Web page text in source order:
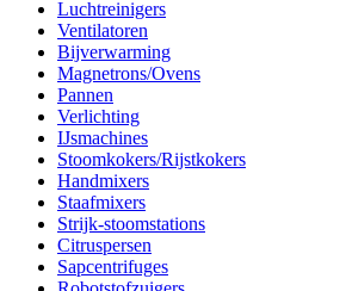
Luchtreinigers
Ventilatoren
Bijverwarming
Magnetrons/Ovens
Pannen
Verlichting
IJsmachines
Stoomkokers/Rijstkokers
Handmixers
Staafmixers
Strijk-stoomstations
Citruspersen
Sapcentrifuges